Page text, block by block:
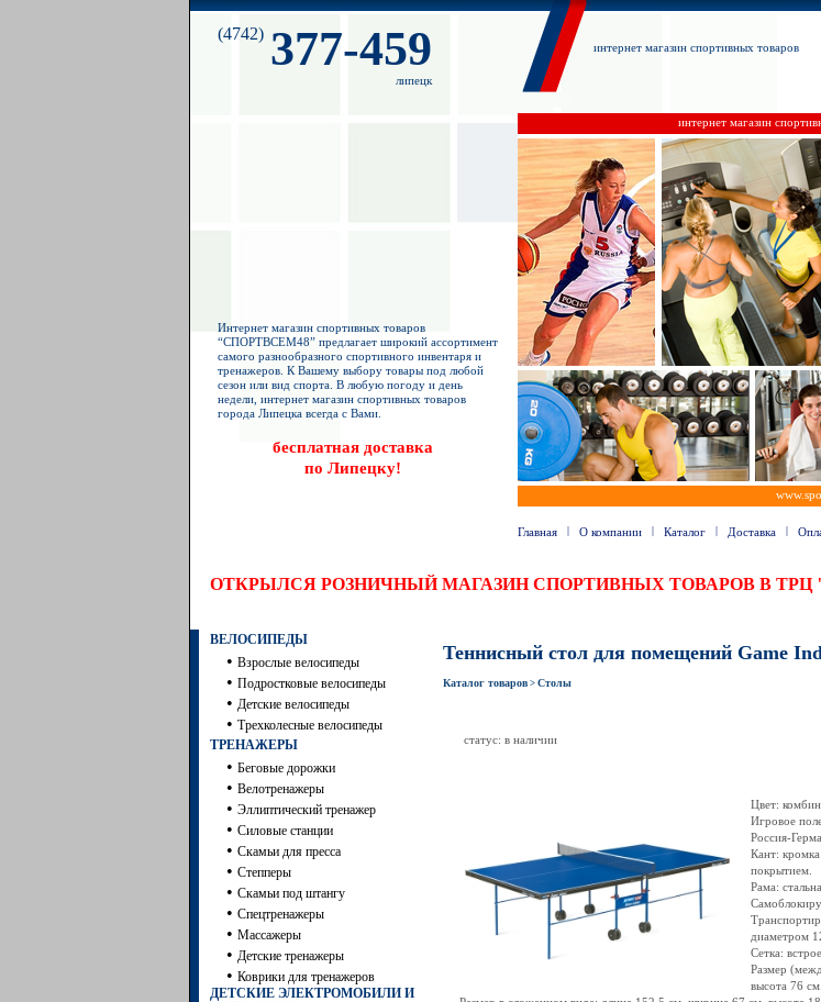
(4742) 377-459
липецк
интернет магазин спортивных товаров
интернет магазин
Интернет магазин спортивных товаров
“СПОРТВСЕМ48” предлагает широкий ассортимент
самого разнообразного спортивного инвентаря и
тренажеров. К Вашему выбору товары под любой
сезон или вид спорта. В любую погоду и день
недели, интернет магазин спортивных товаров
города Липецка всегда с Вами.
бесплатная доставка
по Липецку!
Главная | О компании | Каталог | Доставка |
ОТКРЫЛСЯ РОЗНИЧНЫЙ МАГАЗИН СПОРТИВНЫХ ТОВАРОВ В
ВЕЛОСИПЕДЫ
• Взрослые велосипеды
• Подростковые велосипеды
• Детские велосипеды
• Трехколесные велосипеды
ТРЕНАЖЕРЫ
• Беговые дорожки
• Велотренажеры
• Эллиптический тренажер
• Силовые станции
• Скамьи для пресса
• Степперы
• Скамьи под штангу
• Спецтренажеры
• Массажеры
• Детские тренажеры
• Коврики для тренажеров
ДЕТСКИЕ ЭЛЕКТРОМОБИЛИ И
Теннисный стол для помещений Game
Каталог товаров > Столы
статус: в наличии
Цвет:
Игровое
Россия-
Кант:
покрытием.
Рама:
диаметром
Сетка:
Размер
высота 76 см.